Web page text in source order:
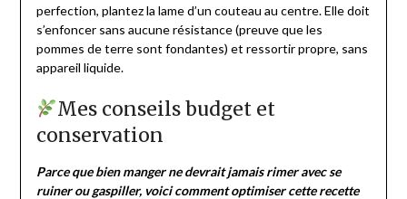
perfection, plantez la lame d’un couteau au centre. Elle doit
s’enfoncer sans aucune résistance (preuve que les
pommes de terre sont fondantes) et ressortir propre, sans
appareil liquide.
Mes conseils budget et
conservation
Parce que bien manger ne devrait jamais rimer avec se
ruiner ou gaspiller, voici comment optimiser cette recette